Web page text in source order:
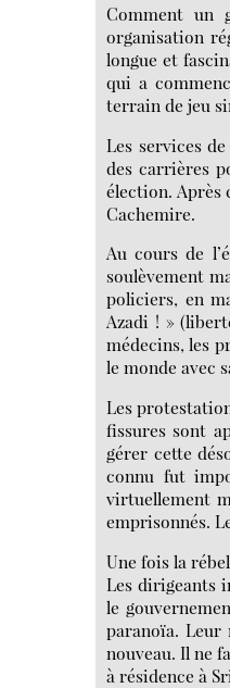
Comment un
organisation
longue et
qui a
terrain de jeu
Les services
des carrières
élection. Après
Cachemire.
Au cours de
soulèvement
policiers, en
Azadi ! »
médecins, les
le monde avec
Les
fissures sont
gérer cette
connu fut
virtuellement
emprisonnés.
Une fois la
Les dirigeants
le
paranoïa. Leur
nouveau. Il ne
à résidence à